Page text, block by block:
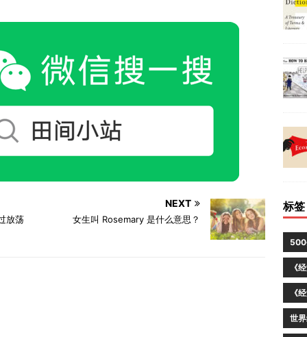
放荡
NEXT
女生叫 Rosemary 是什么意思？
标签
500
《
《
世